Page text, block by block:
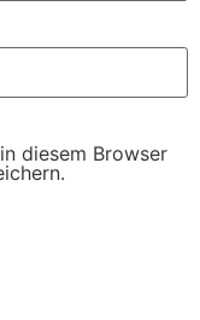
diesem Browser